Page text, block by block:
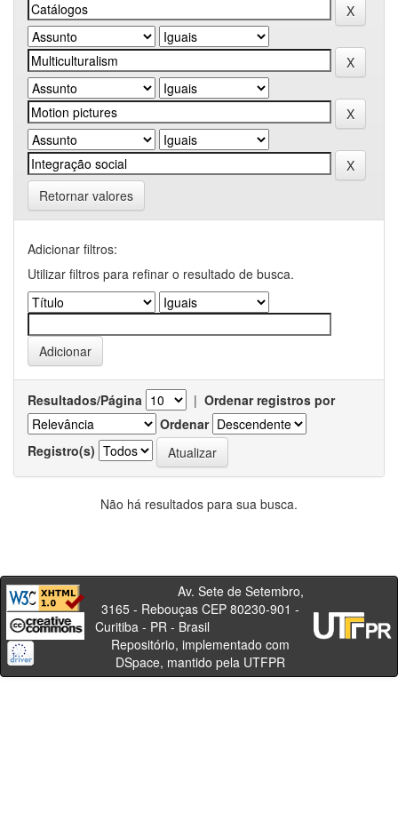
Retornar valores
Adicionar filtros:
Utilizar filtros para refinar o resultado de busca.
Resultados/Página | Ordenar registros por
Ordenar
Registro(s)
Não há resultados para sua busca.
Av. Sete de Setembro,
3165 - Rebouças CEP 80230-901 -
Curitiba - PR - Brasil
Repositório, implementado com
DSpace, mantido pela UTFPR